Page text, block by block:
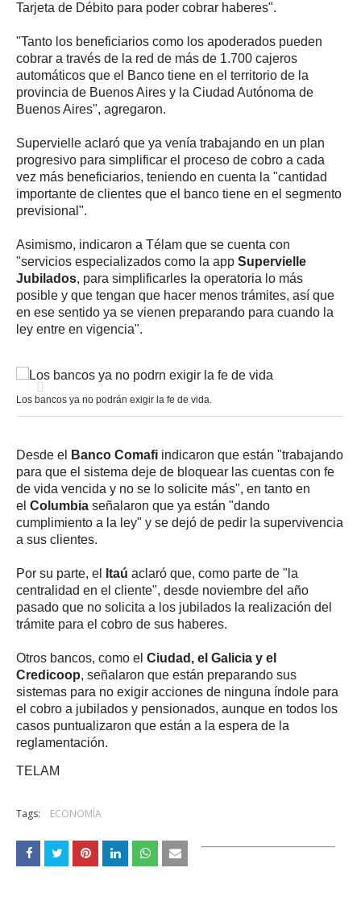
Tarjeta de Débito para poder cobrar haberes".
"Tanto los beneficiarios como los apoderados pueden
cobrar a través de la red de más de 1.700 cajeros
automáticos que el Banco tiene en el territorio de la
provincia de Buenos Aires y la Ciudad Autónoma de
Buenos Aires", agregaron.
Supervielle aclaró que ya venía trabajando en un plan
progresivo para simplificar el proceso de cobro a cada
vez más beneficiarios, teniendo en cuenta la "cantidad
importante de clientes que el banco tiene en el segmento
previsional".
Asimismo, indicaron a Télam que se cuenta con
"servicios especializados como la app Supervielle
Jubilados, para simplificarles la operatoria lo más
posible y que tengan que hacer menos trámites, así que
en ese sentido ya se vienen preparando para cuando la
ley entre en vigencia".
Los bancos ya no podrán exigir la fe de vida.
Desde el Banco Comafi indicaron que están "trabajando
para que el sistema deje de bloquear las cuentas con fe
de vida vencida y no se lo solicite más", en tanto en
el Columbia señalaron que ya están "dando
cumplimiento a la ley" y se dejó de pedir la supervivencia
a sus clientes.
Por su parte, el Itaú aclaró que, como parte de "la
centralidad en el cliente", desde noviembre del año
pasado que no solicita a los jubilados la realización del
trámite para el cobro de sus haberes.
Otros bancos, como el Ciudad, el Galicia y el
Credicoop, señalaron que están preparando sus
sistemas para no exigir acciones de ninguna índole para
el cobro a jubilados y pensionados, aunque en todos los
casos puntualizaron que están a la espera de la
reglamentación.
TELAM
Tags: ECONOMÍA